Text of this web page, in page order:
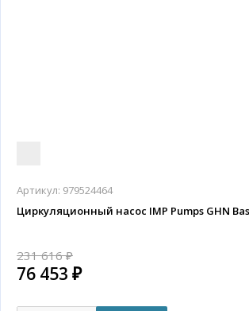
Артикул: 979524464
Циркуляционный насос IMP Pumps GHN
231 616 ₽
76 453 ₽